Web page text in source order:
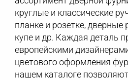
круглые и классические
планке и розетке,
купе и др. Каждая деталь
европейскими
цветового оформления
нашем каталоге